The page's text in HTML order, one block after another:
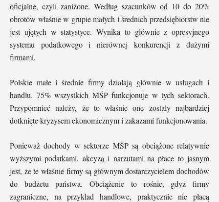
oficjalne, czyli zaniżone. Według szacunków od 10 do 20%
obrotów właśnie w grupie małych i średnich przedsiębiorstw nie
jest ujętych w statystyce. Wynika to głównie z opresyjnego
systemu podatkowego i nierównej konkurencji z dużymi
firmami.
Polskie małe i średnie firmy działają głównie w usługach i
handlu. 75% wszystkich MŚP funkcjonuje w tych sektorach.
Przypomnieć należy, że to właśnie one zostały najbardziej
dotknięte kryzysem ekonomicznym i zakazami funkcjonowania.
Ponieważ dochody w sektorze MŚP są obciążone relatywnie
wyższymi podatkami, akcyzą i narzutami na płace to jasnym
jest, że te właśnie firmy są głównym dostarczycielem dochodów
do budżetu państwa. Obciążenie to rośnie, gdyż firmy
zagraniczne, na przykład handlowe, praktycznie nie płacą